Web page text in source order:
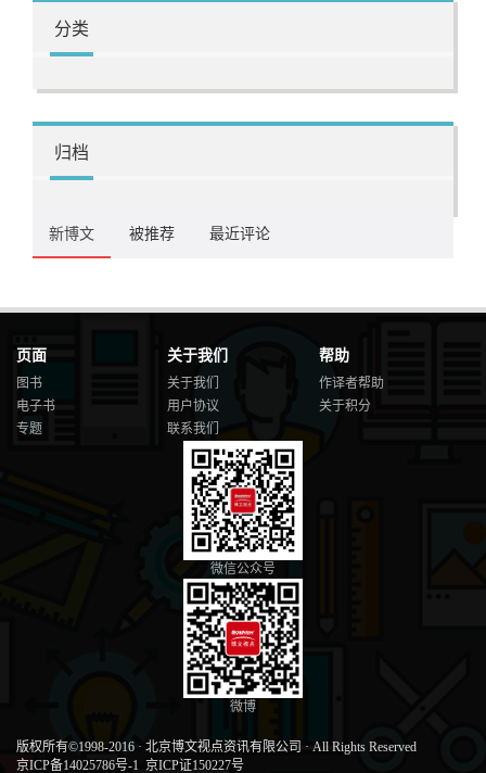
分类
归档
新博文 被推荐 最近评论
页面
图书
电子书
专题
关于我们
关于我们
用户协议
联系我们
帮助
作译者帮助
关于积分
微信公众号
微博
版权所有©1998-2016 · 北京博文视点资讯有限公司 · All Rights Reserved
京ICP备14025786号-1 京ICP证150227号